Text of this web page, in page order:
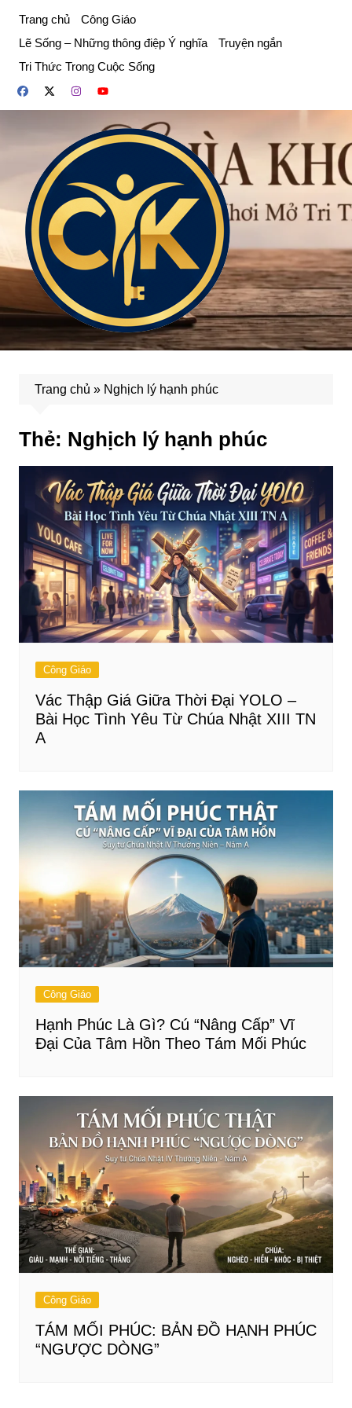
phần
dung
Trang chủ
Công Giáo
Lẽ Sống – Những thông điệp Ý nghĩa
Truyện ngắn
Tri Thức Trong Cuộc Sống
Trang chủ » Nghịch lý hạnh phúc
Thẻ: Nghịch lý hạnh phúc
Công Giáo
Vác Thập Giá Giữa Thời Đại YOLO –
Bài Học Tình Yêu Từ Chúa Nhật XIII TN
A
Công Giáo
Hạnh Phúc Là Gì? Cú “Nâng Cấp” Vĩ
Đại Của Tâm Hồn Theo Tám Mối Phúc
Công Giáo
TÁM MỐI PHÚC: BẢN ĐỒ HẠNH PHÚC
“NGƯỢC DÒNG”